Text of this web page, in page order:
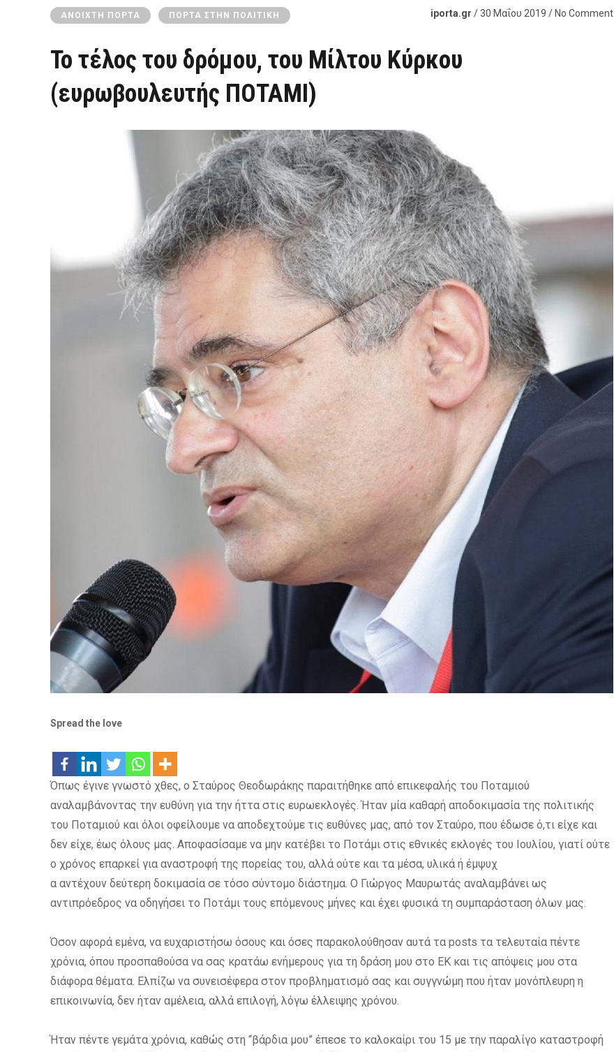
ΑΝΟΙΧΤΉ ΠΌΡΤΑ ΠΌΡΤΑ ΣΤΗΝ ΠΟΛΙΤΙΚΉ iporta.gr / 30 Μαΐου 2019 / No Comment
Το τέλος του δρόμου, του Μίλτου Κύρκου
(ευρωβουλευτής ΠΟΤΑΜΙ)
Spread the love
Όπως έγινε γνωστό χθες, ο Σταύρος Θεοδωράκης παραιτήθηκε από επικεφαλής του Ποταμιού
αναλαμβάνοντας την ευθύνη για την ήττα στις ευρωεκλογές. Ήταν μία καθαρή αποδοκιμασία της πολιτικής
του Ποταμιού και όλοι οφείλουμε να αποδεχτούμε τις ευθύνες μας, από τον Σταύρο, που έδωσε ό,τι είχε και
δεν είχε, έως όλους μας. Αποφασίσαμε να μην κατέβει το Ποτάμι στις εθνικές εκλογές του Ιουλίου, γιατί ούτε
ο χρόνος επαρκεί για αναστροφή της πορείας του, αλλά ούτε και τα μέσα, υλικά ή έμψυχ
α αντέχουν δεύτερη δοκιμασία σε τόσο σύντομο διάστημα. Ο Γιώργος Μαυρωτάς αναλαμβάνει ως
αντιπρόεδρος να οδηγήσει το Ποτάμι τους επόμενους μήνες και έχει φυσικά τη συμπαράσταση όλων μας.
Όσον αφορά εμένα, να ευχαριστήσω όσους και όσες παρακολούθησαν αυτά τα posts τα τελευταία πέντε
χρόνια, όπου προσπαθούσα να σας κρατάω ενήμερους για τη δράση μου στο ΕΚ και τις απόψεις μου στα
διάφορα θέματα. Ελπίζω να συνεισέφερα στον προβληματισμό σας και συγγνώμη που ήταν μονόπλευρη η
επικοινωνία, δεν ήταν αμέλεια, αλλά επιλογή, λόγω έλλειψης χρόνου.
Ήταν πέντε γεμάτα χρόνια, καθώς στη “βάρδια μου” έπεσε το καλοκαίρι του 15 με την παραλίγο καταστροφή